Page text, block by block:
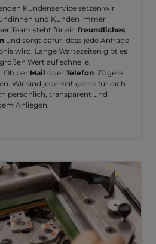
Kundenservice setzen wir
und Kunden immer
Team steht für ein freundliches,
und sorgt dafür, dass jede Anfrage
wird. Lange Wartezeiten gibt es
Wert auf schnelle,
. Ob per Mail oder Telefon: Zögere
Wir sind jederzeit gerne für dich
persönlich, transparent und
Anliegen.